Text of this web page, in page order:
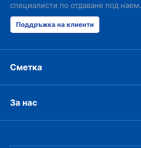
специалисти по отдаване под наем.
Поддръжка на клиенти
Сметка
За нас